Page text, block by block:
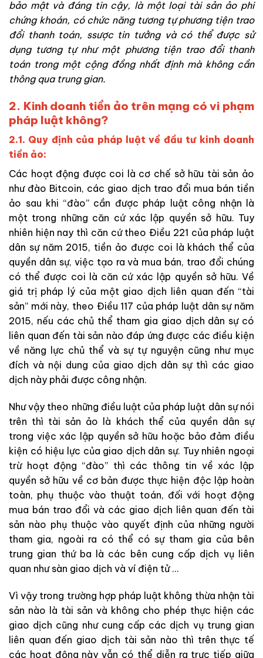
bảo mật và đáng tin cậy, là một loại tài sản ảo phi
chứng khoán, có chức năng tương tự phương tiện trao
đổi thanh toán, ssược tin tưởng và có thể được sử
dụng tương tự như một phương tiện trao đổi thanh
toán trong một cộng đồng nhất định mà không cần
thông qua trung gian.
2. Kinh doanh tiền ảo trên mạng có vi phạm
pháp luật không?
2.1. Quy định của pháp luật về đầu tư kinh doanh
tiền ảo:
Các hoạt động được coi là cơ chế sở hữu tài sản ảo
như đào Bitcoin, các giao dịch trao đổi mua bán tiền
ảo sau khi “đào” cần được pháp luật công nhận là
một trong những căn cứ xác lập quyền sở hữu. Tuy
nhiên hiện nay thì căn cứ theo Điều 221 của pháp luật
dân sự năm 2015, tiền ảo được coi là khách thể của
quyền dân sự, việc tạo ra và mua bán, trao đổi chúng
có thể được coi là căn cứ xác lập quyền sở hữu. Về
giá trị pháp lý của một giao dịch liên quan đến “tài
sản” mới này, theo Điều 117 của pháp luật dân sự năm
2015, nếu các chủ thể tham gia giao dịch dân sự có
liên quan đến tài sản nào đáp ứng được các điều kiện
về năng lực chủ thể và sự tự nguyện cũng như mục
đích và nội dung của giao dịch dân sự thì các giao
dịch này phải được công nhận.
Như vậy theo những điều luật của pháp luật dân sự nói
trên thì tài sản ảo là khách thể của quyền dân sự
trong việc xác lập quyền sở hữu hoặc bảo đảm điều
kiện có hiệu lực của giao dịch dân sự. Tuy nhiên ngoại
trừ hoạt động “đào” thì các thông tin về xác lập
quyền sở hữu về cơ bản được thực hiện độc lập hoàn
toàn, phụ thuộc vào thuật toán, đối với hoạt động
mua bán trao đổi và các giao dịch liên quan đến tài
sản nào phụ thuộc vào quyết định của những người
tham gia, ngoài ra có thể có sự tham gia của bên
trung gian thứ ba là các bên cung cấp dịch vụ liên
quan như sàn giao dịch và ví điện tử …
Vì vậy trong trường hợp pháp luật không thừa nhận tài
sản nào là tài sản và không cho phép thực hiện các
giao dịch cũng như cung cấp các dịch vụ trung gian
liên quan đến giao dịch tài sản nào thì trên thực tế
các hoạt động này vẫn có thể diễn ra trực tiếp giữa